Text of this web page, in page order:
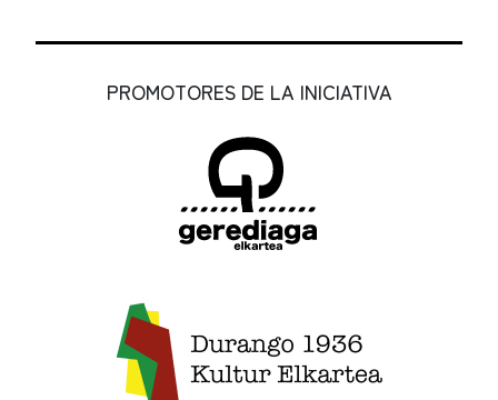
PROMOTORES DE LA INICIATIVA